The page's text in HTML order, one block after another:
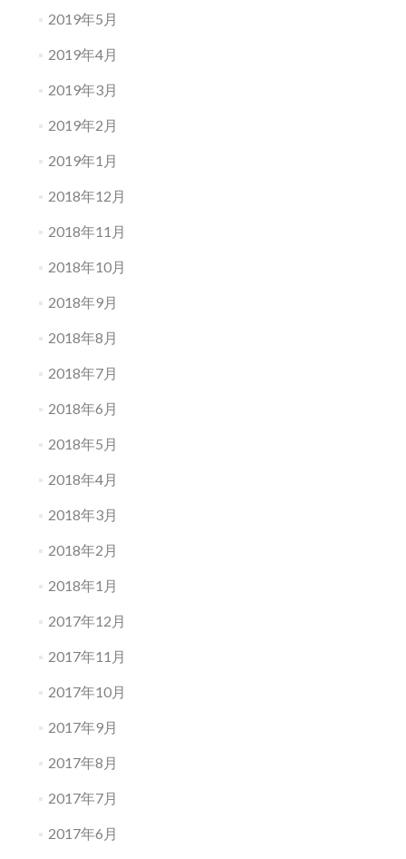
2019年5月
2019年4月
2019年3月
2019年2月
2019年1月
2018年12月
2018年11月
2018年10月
2018年9月
2018年8月
2018年7月
2018年6月
2018年5月
2018年4月
2018年3月
2018年2月
2018年1月
2017年12月
2017年11月
2017年10月
2017年9月
2017年8月
2017年7月
2017年6月